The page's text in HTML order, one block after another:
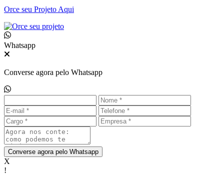
Orce seu Projeto Aqui
Whatsapp
Converse agora pelo Whatsapp
Converse agora pelo Whatsapp
X
!